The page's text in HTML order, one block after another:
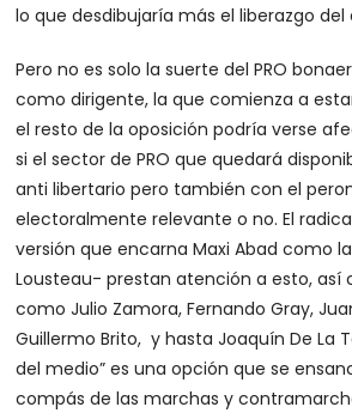
lo que desdibujaría más el liberazgo del
Pero no es solo la suerte del PRO
como dirigente, la que comienza a
el resto de la oposición podría verse
si el sector de PRO que quedará
anti libertario pero también con el
electoralmente relevante o no. El
versión que encarna Maxi Abad como
Lousteau- prestan atención a esto, así
como Julio Zamora, Fernando Gray,
Guillermo Brito, y hasta Joaquín De La
del medio” es una opción que se
compás de las marchas y